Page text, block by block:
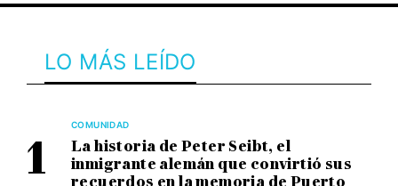
LO MÁS LEÍDO
COMUNIDAD
La historia de Peter Seibt, el
inmigrante alemán que convirtió sus
recuerdos en la memoria de Puerto